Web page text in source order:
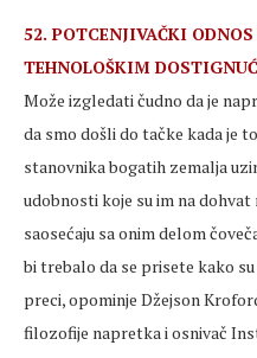
52. POTCENJIVAČKI
TEHNOLOŠKIM
Može izgledati čudno da je
da smo došli do tačke kada je
stanovnika bogatih zemalja
udobnosti koje su im na dohvat
saosećaju sa onim delom
bi trebalo da se prisete kako
preci, opominje Džejson
filozofije napretka i osnivač